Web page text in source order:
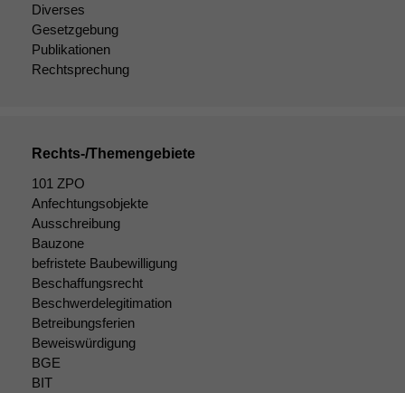
Diverses
Gesetzgebung
Publikationen
Rechtsprechung
Rechts-/Themengebiete
101 ZPO
Anfechtungsobjekte
Ausschreibung
Bauzone
befristete Baubewilligung
Beschaffungsrecht
Beschwerdelegitimation
Betreibungsferien
Beweiswürdigung
BGE
BIT